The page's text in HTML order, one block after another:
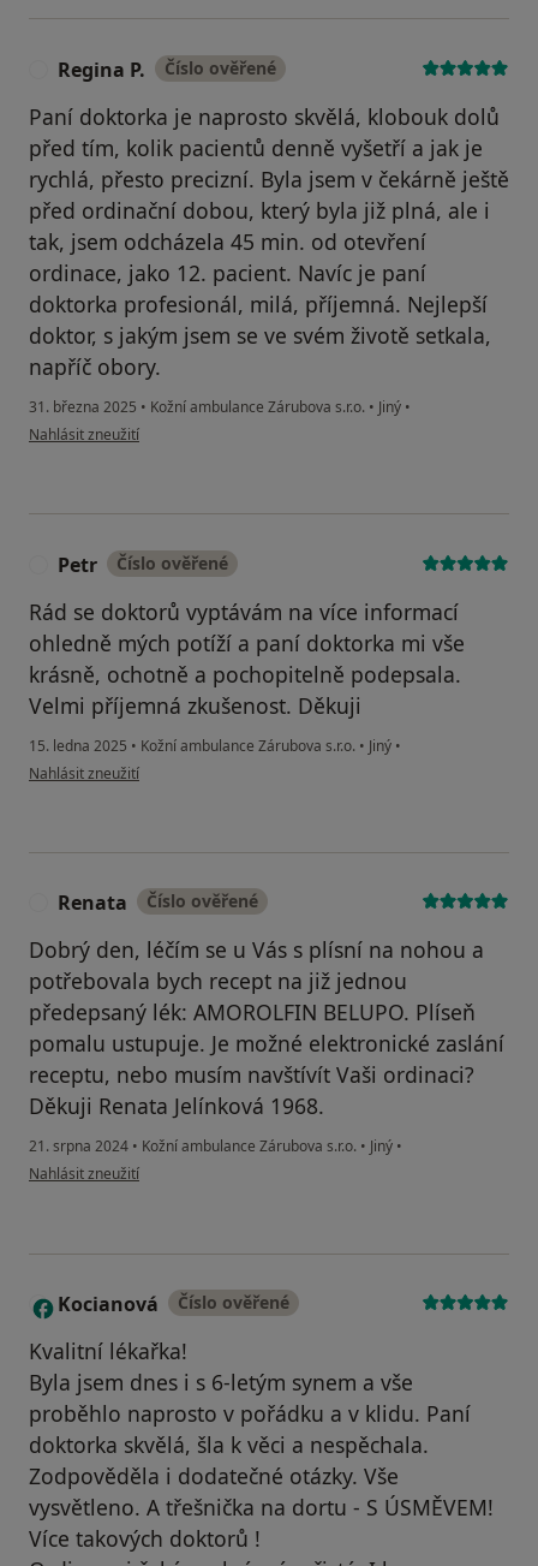
Regina P. Číslo ověřené
Paní doktorka je naprosto skvělá, klobouk dolů
před tím, kolik pacientů denně vyšetří a jak je
rychlá, přesto precizní. Byla jsem v čekárně ještě
před ordinační dobou, který byla již plná, ale i
tak, jsem odcházela 45 min. od otevření
ordinace, jako 12. pacient. Navíc je paní
doktorka profesionál, milá, příjemná. Nejlepší
doktor, s jakým jsem se ve svém životě setkala,
napříč obory.
31. března 2025 • Kožní ambulance Zárubova s.r.o. • Jiný •
podle názoru uživatele Regina P.
Nahlásit zneužití
Petr Číslo ověřené
Rád se doktorů vyptávám na více informací
ohledně mých potíží a paní doktorka mi vše
krásně, ochotně a pochopitelně podepsala.
Velmi příjemná zkušenost. Děkuji
15. ledna 2025 • Kožní ambulance Zárubova s.r.o. • Jiný •
podle názoru uživatele Petr
Nahlásit zneužití
Renata Číslo ověřené
Dobrý den, léčím se u Vás s plísní na nohou a
potřebovala bych recept na již jednou
předepsaný lék: AMOROLFIN BELUPO. Plíseň
pomalu ustupuje. Je možné elektronické zaslání
receptu, nebo musím navštívít Vaši ordinaci?
Děkuji Renata Jelínková 1968.
21. srpna 2024 • Kožní ambulance Zárubova s.r.o. • Jiný •
podle názoru uživatele Renata
Nahlásit zneužití
K Kocianová Číslo ověřené
Kvalitní lékařka!
Byla jsem dnes i s 6-letým synem a vše
proběhlo naprosto v pořádku a v klidu. Paní
doktorka skvělá, šla k věci a nespěchala.
Zodpověděla i dodatečné otázky. Vše
vysvětleno. A třešnička na dortu - S ÚSMĚVEM!
Více takových doktorů !